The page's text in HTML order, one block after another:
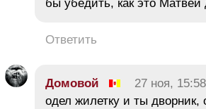
бы убедить, как это Матвей
Ответить
Домовой 27 ноя, 15:58
одел жилетку и ты